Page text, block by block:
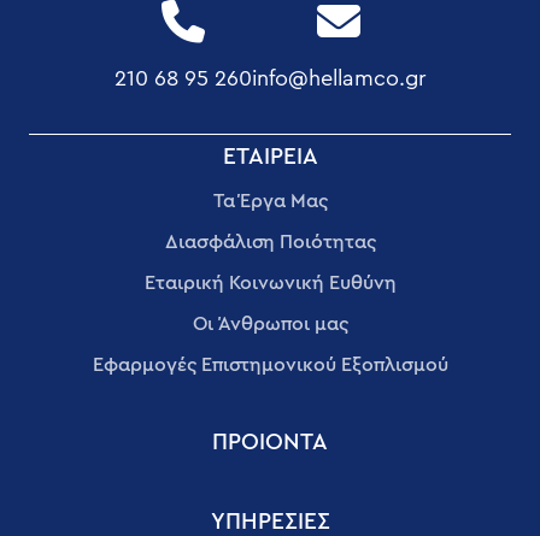
210 68 95 260info@hellamco.gr
ΕΤΑΙΡΕΊΑ
Τα Έργα Μας
Διασφάλιση Ποιότητας
Εταιρική Κοινωνική Ευθύνη
Οι Άνθρωποι μας
Εφαρμογές Επιστημονικού Εξοπλισμού
ΠΡΟΙΟΝΤΑ
ΥΠΗΡΕΣΊΕΣ